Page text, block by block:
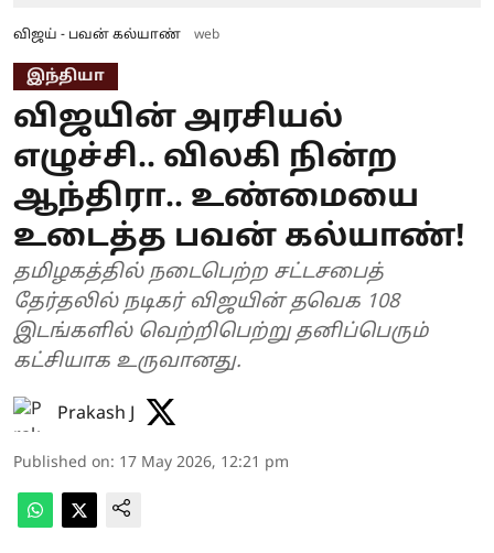
விஜய் - பவன் கல்யாண் web
இந்தியா
விஜயின் அரசியல்
எழுச்சி.. விலகி நின்ற
ஆந்திரா.. உண்மையை
உடைத்த பவன் கல்யாண்!
தமிழகத்தில் நடைபெற்ற சட்டசபைத்
தேர்தலில் நடிகர் விஜயின் தவெக 108
இடங்களில் வெற்றிபெற்று தனிப்பெரும்
கட்சியாக உருவானது.
Prakash J
Published on: 17 May 2026, 12:21 pm